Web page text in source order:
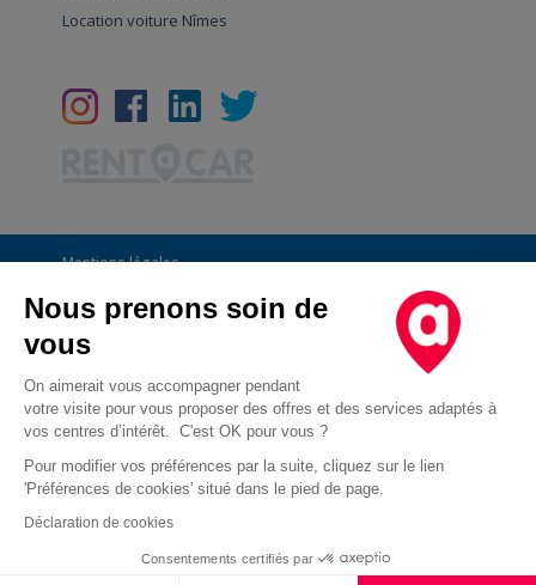
Location voiture Nîmes
Mentions légales
Conditions Générales
CGU
Informations générales
Déclaration de confidentialité
Droit d'opposition au démarchage téléphonique
Cookies
Nous prenons soin de
vous
On aimerait vous accompagner pendant
votre visite pour vous proposer des offres et des services adaptés à
vos centres d’intérêt. C'est OK pour vous ?
Pour modifier vos préférences par la suite, cliquez sur le lien
'Préférences de cookies' situé dans le pied de page.
Déclaration de cookies
Consentements certifiés par